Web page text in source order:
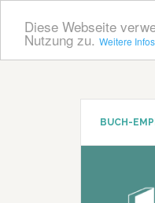
Diese Webseite
Nutzung zu. Weitere
Zum
Zur
BUCH-